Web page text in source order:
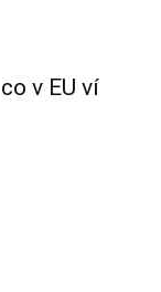
v EU ví